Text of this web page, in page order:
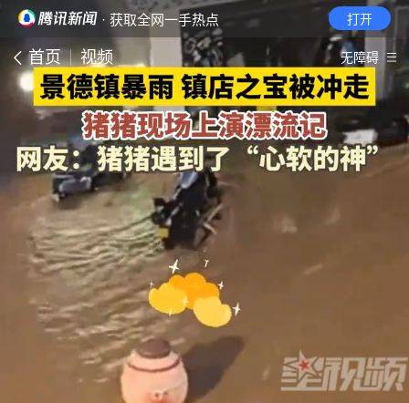
· 获取全网一手热点 打开
首页 视频 无障碍